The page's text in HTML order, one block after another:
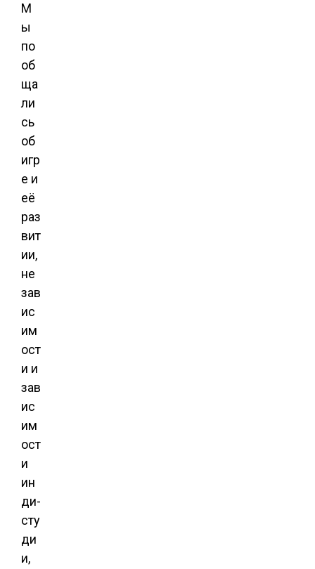
М
ы
по
об
ща
ли
сь
об
игр
е и
её
раз
вит
ии,
не
зав
ис
им
ост
и и
зав
ис
им
ост
и
ин
ди-
сту
ди
и,